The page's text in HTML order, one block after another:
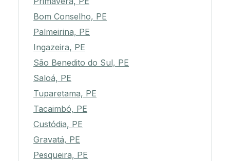
Bom Conselho, PE
Palmeirina, PE
Ingazeira, PE
São Benedito do Sul, PE
Saloá, PE
Tuparetama, PE
Tacaimbó, PE
Custódia, PE
Gravatá, PE
Pesqueira, PE